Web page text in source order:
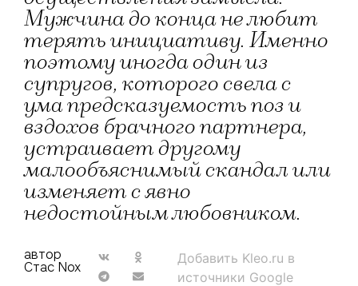
Мужчина до конца не любит
терять инициативу. Именно
поэтому иногда один из
супругов, которого свела с
ума предсказуемость поз и
вздохов брачного партнера,
устраивает другому
малообъяснимый скандал или
изменяет с явно
недостойным любовником.
автор
Стас Nox
Добавить Kleo.ru в
источники Google